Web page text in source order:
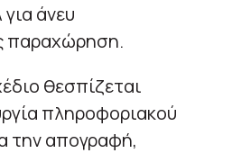
άνευ
παραχώρηση.
θεσπίζεται
πληροφοριακού
την απογραφή,